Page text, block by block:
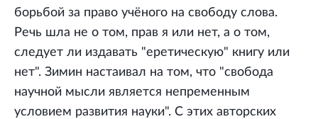
борьбой за право учёного на свободу слова.
Речь шла не о том, прав я или нет, а о том,
следует ли издавать "еретическую" книгу или
нет". Зимин настаивал на том, что "свобода
научной мысли является непременным
условием развития науки". С этих авторских